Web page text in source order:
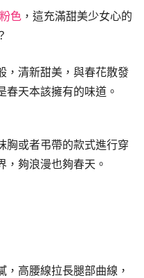
粉色 ，這充滿甜美少女心的
，清新甜美，與春花散發
春天本該擁有的味道。
胸或者弔帶的款式進行穿
，夠浪漫也夠春天。
高腰線拉長腿部曲線，